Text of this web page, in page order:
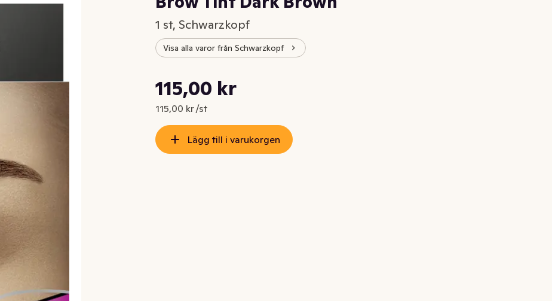
1 st, Schwarzkopf
Visa alla varor från Schwarzkopf
Nuvarande pris är: 115,00 kr
115,00 kr
115,00 kr /st
Styckpris: 115,00 kr /st
Lägg till i varukorgen